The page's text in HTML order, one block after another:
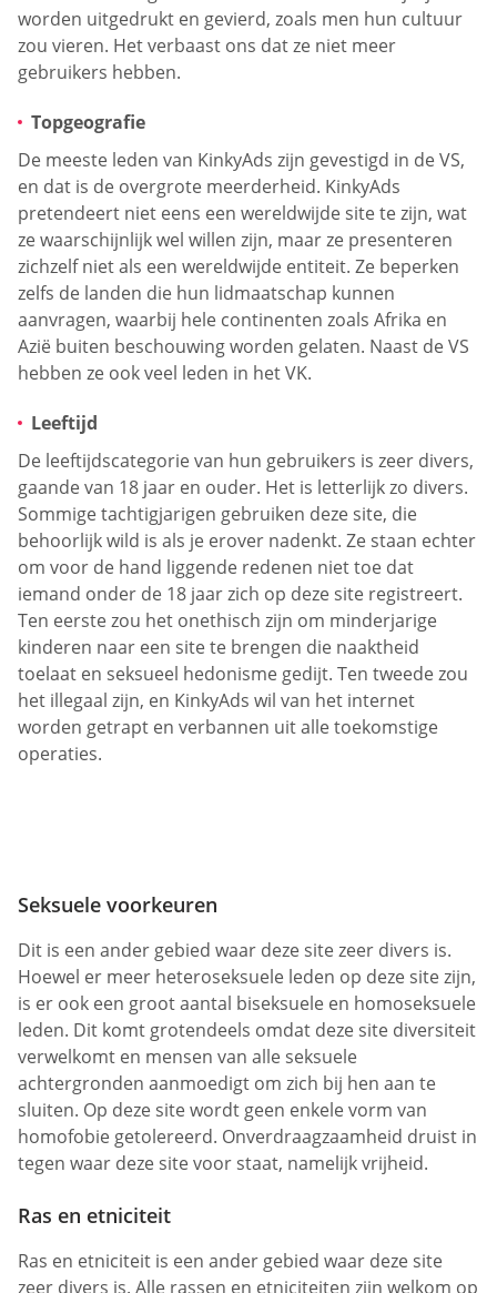
worden uitgedrukt en gevierd, zoals men hun cultuur
zou vieren. Het verbaast ons dat ze niet meer
gebruikers hebben.
Topgeografie
De meeste leden van KinkyAds zijn gevestigd in de VS,
en dat is de overgrote meerderheid. KinkyAds
pretendeert niet eens een wereldwijde site te zijn, wat
ze waarschijnlijk wel willen zijn, maar ze presenteren
zichzelf niet als een wereldwijde entiteit. Ze beperken
zelfs de landen die hun lidmaatschap kunnen
aanvragen, waarbij hele continenten zoals Afrika en
Azië buiten beschouwing worden gelaten. Naast de VS
hebben ze ook veel leden in het VK.
Leeftijd
De leeftijdscategorie van hun gebruikers is zeer divers,
gaande van 18 jaar en ouder. Het is letterlijk zo divers.
Sommige tachtigjarigen gebruiken deze site, die
behoorlijk wild is als je erover nadenkt. Ze staan echter
om voor de hand liggende redenen niet toe dat
iemand onder de 18 jaar zich op deze site registreert.
Ten eerste zou het onethisch zijn om minderjarige
kinderen naar een site te brengen die naaktheid
toelaat en seksueel hedonisme gedijt. Ten tweede zou
het illegaal zijn, en KinkyAds wil van het internet
worden getrapt en verbannen uit alle toekomstige
operaties.
Seksuele voorkeuren
Dit is een ander gebied waar deze site zeer divers is.
Hoewel er meer heteroseksuele leden op deze site zijn,
is er ook een groot aantal biseksuele en homoseksuele
leden. Dit komt grotendeels omdat deze site diversiteit
verwelkomt en mensen van alle seksuele
achtergronden aanmoedigt om zich bij hen aan te
sluiten. Op deze site wordt geen enkele vorm van
homofobie getolereerd. Onverdraagzaamheid druist in
tegen waar deze site voor staat, namelijk vrijheid.
Ras en etniciteit
Ras en etniciteit is een ander gebied waar deze site
zeer divers is. Alle rassen en etniciteiten zijn welkom op